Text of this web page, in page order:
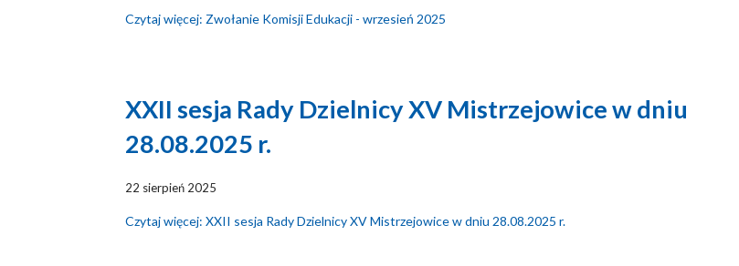
Czytaj więcej: Zwołanie Komisji Edukacji - wrzesień 2025
XXII sesja Rady Dzielnicy XV Mistrzejowice w dniu
28.08.2025 r.
22 sierpień 2025
Czytaj więcej: XXII sesja Rady Dzielnicy XV Mistrzejowice w dniu 28.08.2025 r.